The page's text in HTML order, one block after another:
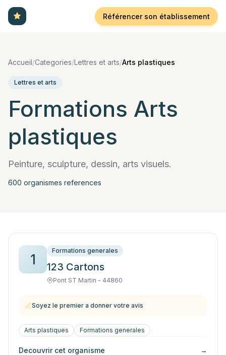
Référencer son établissement
Accueil/Categories/Lettres et arts/Arts plastiques
Lettres et arts
Formations Arts
plastiques
Peinture, sculpture, dessin, arts visuels.
600 organismes references
1
Formations generales
123 Cartons
Pont ST Martin - 44860
Soyez le premier a donner votre avis
Arts plastiques Formations generales
Decouvrir cet organisme →